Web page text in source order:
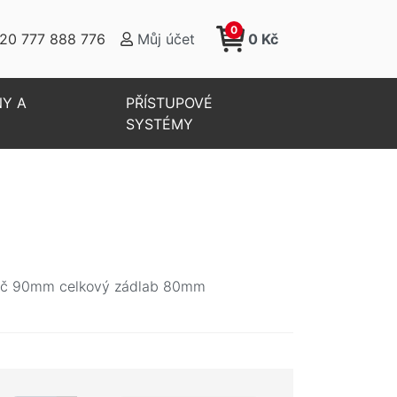
777 888 776 Můj účet 0 Kč
0
90mm celkový zádlab 80mm
A
PŘÍSTUPOVÉ
SYSTÉMY